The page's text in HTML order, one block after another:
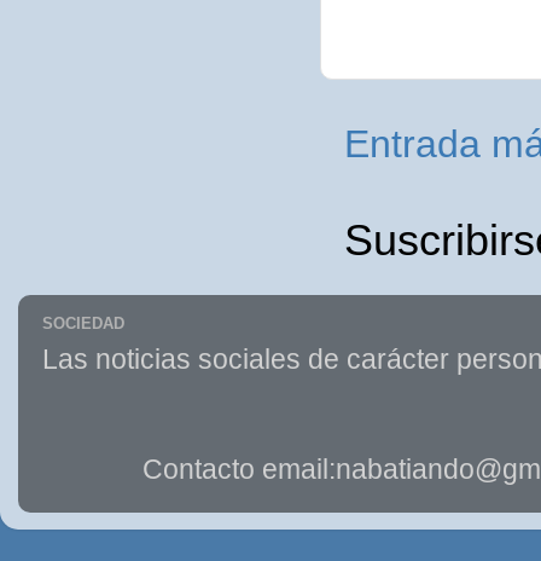
Entrada
SOCIEDAD
Las noticias sociales de carácter
Contacto